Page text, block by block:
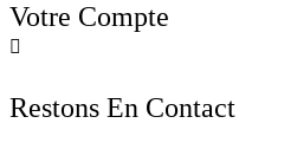
Votre Compte

Restons En Contact